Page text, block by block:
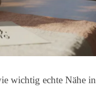
wichtig echte Nähe in